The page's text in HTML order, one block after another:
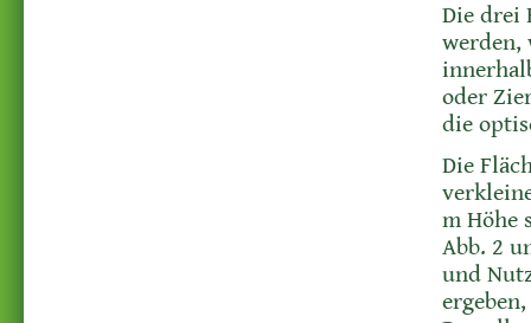
Die drei
werden,
oder
die
Die
m Höhe
Abb. 2
und